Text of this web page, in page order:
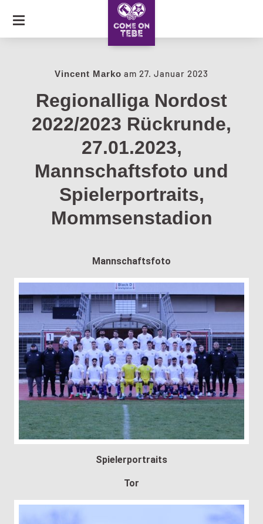
SKIP
TO
JOURNAL
COLLECTION
CARAVAN OF LOVE
Vincent Marko am 27. Januar 2023
Regionalliga Nordost
2022/2023 Rückrunde,
27.01.2023,
Mannschaftsfoto und
Spielerportraits,
Mommsenstadion
Mannschaftsfoto
Spielerportraits
Tor